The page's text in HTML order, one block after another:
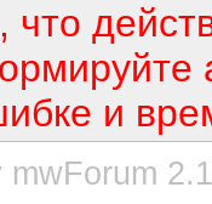
что
и
mwForum